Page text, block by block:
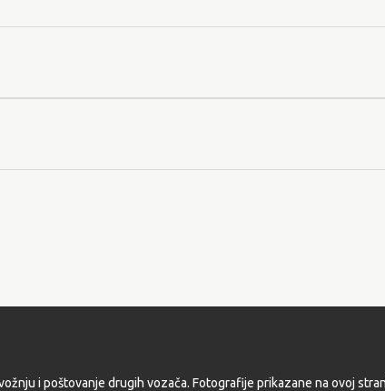
i poštovanje drugih vozača. Fotografije prikazane na ovoj